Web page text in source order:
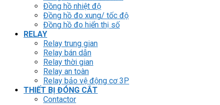
Đồng hồ nhiệt độ
Đồng hồ đo xung/ tốc độ
Đồng hồ đo hiển thị số
RELAY
Relay trung gian
Relay bán dẫn
Relay thời gian
Relay an toàn
Relay bảo vệ động cơ 3P
THIẾT BỊ ĐÓNG CẮT
Contactor